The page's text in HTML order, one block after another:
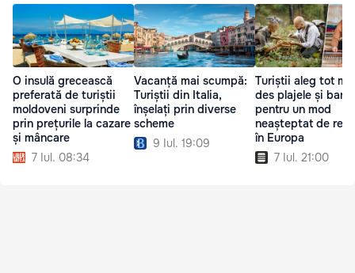
O insulă grecească
preferată de turiștii
moldoveni surprinde
prin prețurile la cazare
și mâncare
7 Iul. 08:34
Vacanță mai scumpă:
Turiștii din Italia,
înșelați prin diverse
scheme
9 Iul. 19:09
Turiștii aleg tot
des plajele și
pentru un mod
neașteptat de
în Europa
7 Iul. 21:00